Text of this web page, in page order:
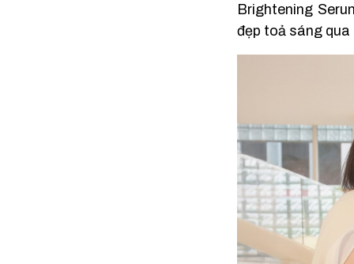
Brightening
đẹp toả sáng qua